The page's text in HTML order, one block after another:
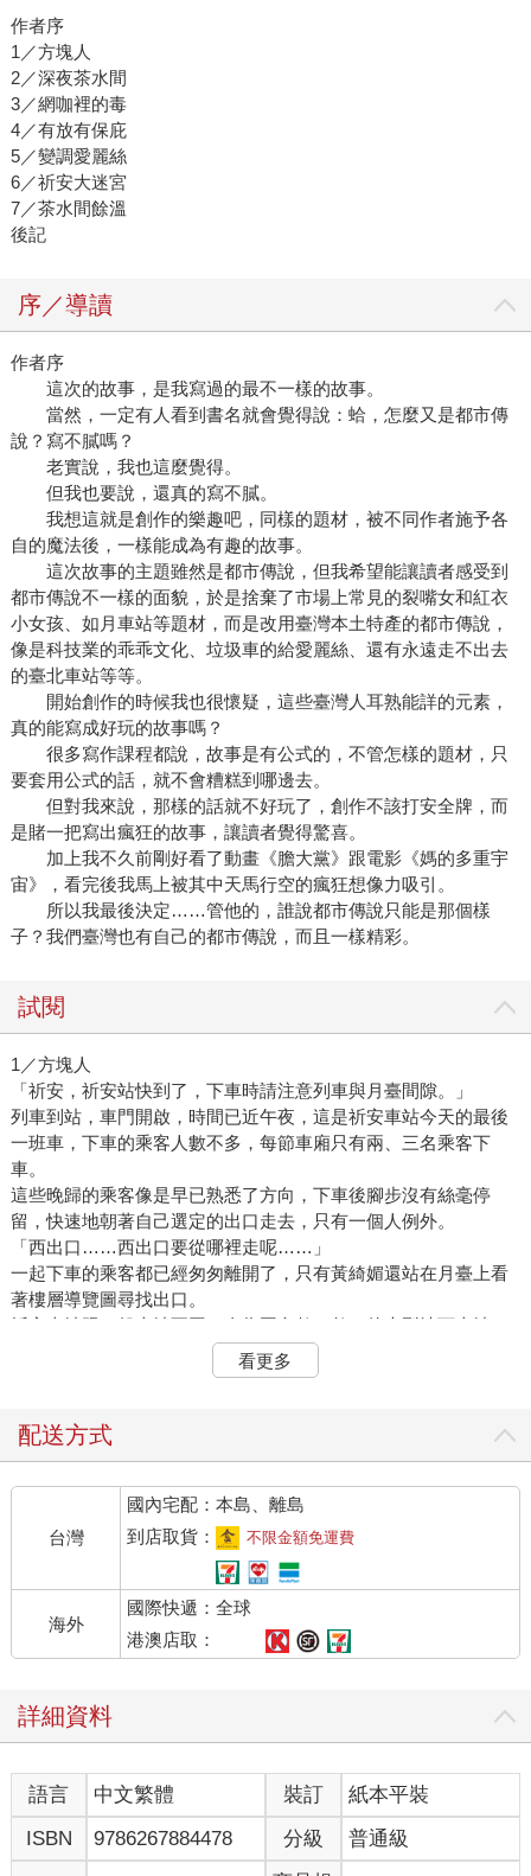
作者序
1／方塊人
2／深夜茶水間
3／網咖裡的毒
4／有放有保庇
5／變調愛麗絲
6／祈安大迷宮
7／茶水間餘溫
後記
序／導讀
作者序
這次的故事，是我寫過的最不一樣的故事。
當然，一定有人看到書名就會覺得說：蛤，怎麼又是都市傳
說？寫不膩嗎？
老實說，我也這麼覺得。
但我也要說，還真的寫不膩。
我想這就是創作的樂趣吧，同樣的題材，被不同作者施予各
自的魔法後，一樣能成為有趣的故事。
這次故事的主題雖然是都市傳說，但我希望能讓讀者感受到
都市傳說不一樣的面貌，於是捨棄了市場上常見的裂嘴女和紅衣
小女孩、如月車站等題材，而是改用臺灣本土特產的都市傳說，
像是科技業的乖乖文化、垃圾車的給愛麗絲、還有永遠走不出去
的臺北車站等等。
開始創作的時候我也很懷疑，這些臺灣人耳熟能詳的元素，
真的能寫成好玩的故事嗎？
很多寫作課程都說，故事是有公式的，不管怎樣的題材，只
要套用公式的話，就不會糟糕到哪邊去。
但對我來說，那樣的話就不好玩了，創作不該打安全牌，而
是賭一把寫出瘋狂的故事，讓讀者覺得驚喜。
加上我不久前剛好看了動畫《膽大黨》跟電影《媽的多重宇
宙》，看完後我馬上被其中天馬行空的瘋狂想像力吸引。
所以我最後決定……管他的，誰說都市傳說只能是那個樣
子？我們臺灣也有自己的都市傳說，而且一樣精彩。
試閱
1／方塊人
「祈安，祈安站快到了，下車時請注意列車與月臺間隙。」
列車到站，車門開啟，時間已近午夜，這是祈安車站今天的最後
一班車，下車的乘客人數不多，每節車廂只有兩、三名乘客下
車。
這些晚歸的乘客像是早已熟悉了方向，下車後腳步沒有絲毫停
留，快速地朝著自己選定的出口走去，只有一個人例外。
「西出口……西出口要從哪裡走呢……」
一起下車的乘客都已經匆匆離開了，只有黃綺媚還站在月臺上看
著樓層導覽圖尋找出口。
祈安車站跟一般車站不同，身為國內數一數二的大型地下車站，
除了有火車、高鐵、捷運三鐵共構外，還有龐大的地下街跟百貨
商場，第一次到這裡的遊客，一下車就會被眼前錯綜複雜的指示
哪裡走，就算找到正確的驗票口，想要離開祈安車站這個地下迷
正式開始。
祈安車站通往地面的出口總共有幾個？沒有人真正算過，除了車
站本身的出口外，還有從地下街延伸出去的出口，每個出口都由
數字跟英文字母相互搭配，少說也有好幾十個。
就算是綺媚這樣從小在祈安市長大的人，每次來到祈安車站時還
是會迷路，至於那些出口編號，她更是一個都記不住。
還好，只要從月臺的西出口出去，綺媚就能看到救星了，那是在
祈安車站這個巨大的地下迷宮裡，她唯一認得的路標。
大名鼎鼎的「方塊人」。
「方塊人」的身體看上去就像一般的塑膠假人，頭部則是一個巨
大的正方形，乍看之下，它的頭部就像一個巨大的魔術方塊，每
一面都被分成3╳3的格子。
但印在那些格子上的並不是紅、藍、綠這些色塊，而是真實的人
類五官，每一格裡都印著眼睛、鼻子跟嘴巴等人類臉上的器官，
看更多
配送方式
台灣
國內宅配：本島、離島
到店取貨：
不限金額免運費
海外
國際快遞：全球
港澳店取：
詳細資料
語言 中文繁體 裝訂
紙本平裝
ISBN
9786267884478 分級
普通級